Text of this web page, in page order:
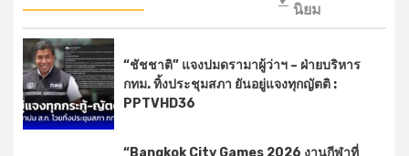
นิยม
“ชัชชาติ” แจงปมดรามาผู้ว่าฯ – ฝ่ายบริหาร
กทม. ทิ้งประชุมสภา ยันอยู่แจงทุกญัตติ :
PPTVHD36
“Bangkok City Games 2026 งานกีฬาที่